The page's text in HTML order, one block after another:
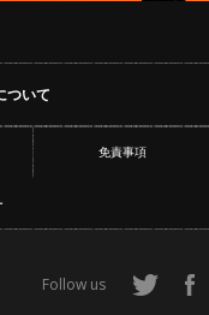
ついて
免責事項
Follow us